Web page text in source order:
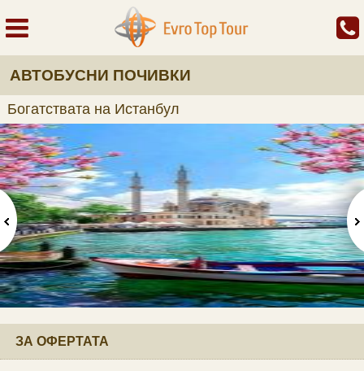
АВТОБУСНИ ПОЧИВКИ
Богатствата на Истанбул
ЗА ОФЕРТАТА